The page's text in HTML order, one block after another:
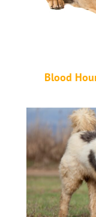
Blood